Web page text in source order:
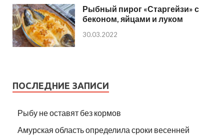
Рыбный пирог «Старгейзи» с
беконом, яйцами и луком
30.03.2022
ПОСЛЕДНИЕ ЗАПИСИ
Рыбу не оставят без кормов
Амурская область определила сроки весенней